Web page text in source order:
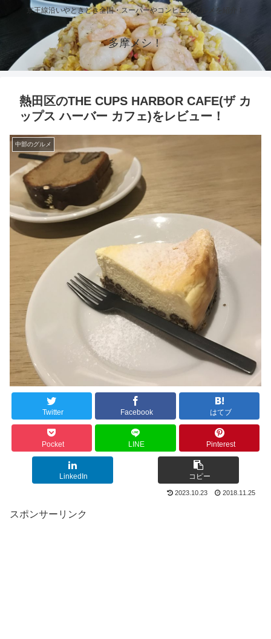
京王線沿いやときどき全国・スーパーやコンビニのグルメを紹介！
多摩メシ！
熱田区のTHE CUPS HARBOR CAFE(ザ カ
ップス ハーバー カフェ)をレビュー！
中部のグルメ
Twitter Facebook はてブ
Pocket LINE Pinterest
LinkedIn コピー
2023.10.23 2018.11.25
スポンサーリンク